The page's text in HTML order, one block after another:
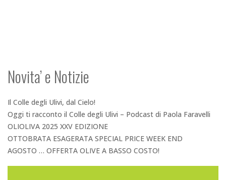
Novita’ e Notizie
Il Colle degli Ulivi, dal Cielo!
Oggi ti racconto il Colle degli Ulivi – Podcast di Paola Faravelli
OLIOLIVA 2025 XXV EDIZIONE
OTTOBRATA ESAGERATA SPECIAL PRICE WEEK END
AGOSTO … OFFERTA OLIVE A BASSO COSTO!